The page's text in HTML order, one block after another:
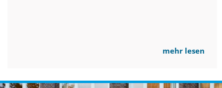
mehr lesen